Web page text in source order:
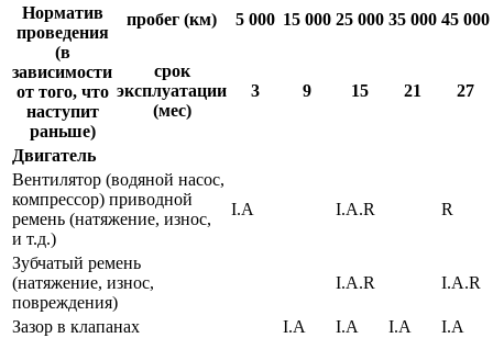
Норматив
проведения
(в
зависимости
от того, что
наступит
раньше)
пробег (км) 5 000 15 000 25 000 35 000 45 000
срок
эксплуатации
(мес)
3 9 15 21 27
Двигатель
Вентилятор (водяной насос,
компрессор) приводной
ремень (натяжение, износ,
и т.д.)
I.A I.A.R R
Зубчатый ремень
(натяжение, износ,
повреждения)
I.A.R I.A.R
Зазор в клапанах I.A I.A I.A
I.A